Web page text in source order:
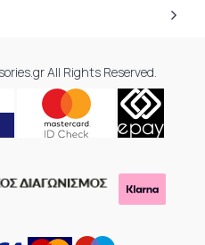
All Rights Reserved.